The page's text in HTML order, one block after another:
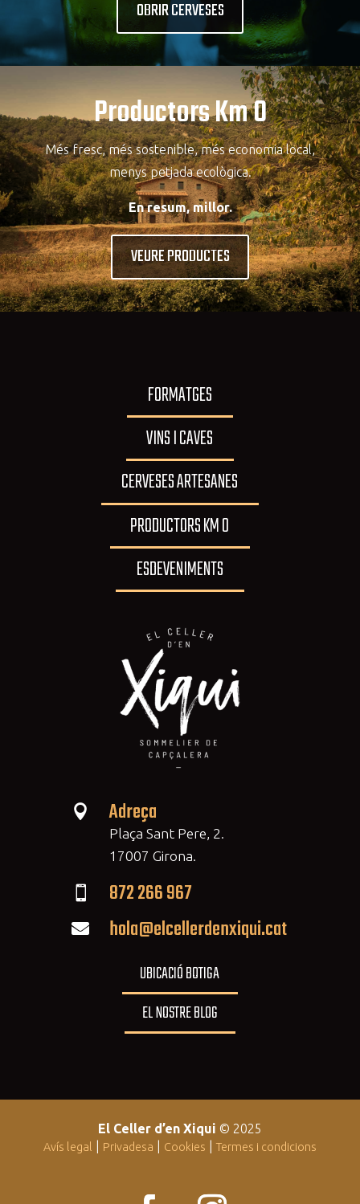
OBRIR CERVESES
Productors Km 0
Més fresc, més sostenible, més economia local,
menys petjada ecològica.
En resum, millor.
VEURE PRODUCTES
FORMATGES
VINS I CAVES
CERVESES ARTESANES
PRODUCTORS KM 0
ESDEVENIMENTS
 Adreça
Plaça Sant Pere, 2.
17007 Girona.
 872 266 967
 hola@elcellerdenxiqui.cat
UBICACIÓ BOTIGA
EL NOSTRE BLOG
El Celler d’en Xiqui © 2025
Avís legal Privadesa Cookies Termes i condicions